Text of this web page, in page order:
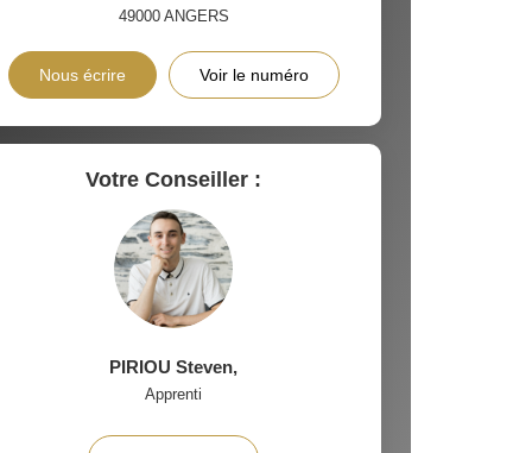
49000 ANGERS
Nous écrire Voir le numéro
Votre Conseiller :
PIRIOU Steven,
Apprenti